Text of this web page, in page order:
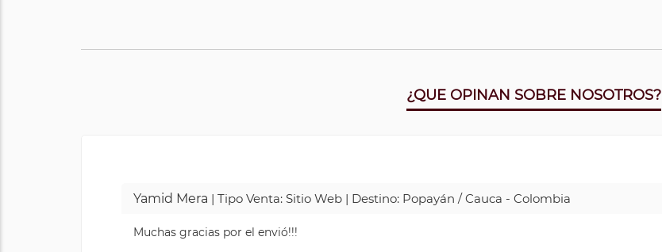
¿QUE OPINAN SOBRE NOSOTROS?
Yamid Mera | Tipo Venta: Sitio Web | Destino: Popayán / Cauca - Colombia
Muchas gracias por el envió!!!